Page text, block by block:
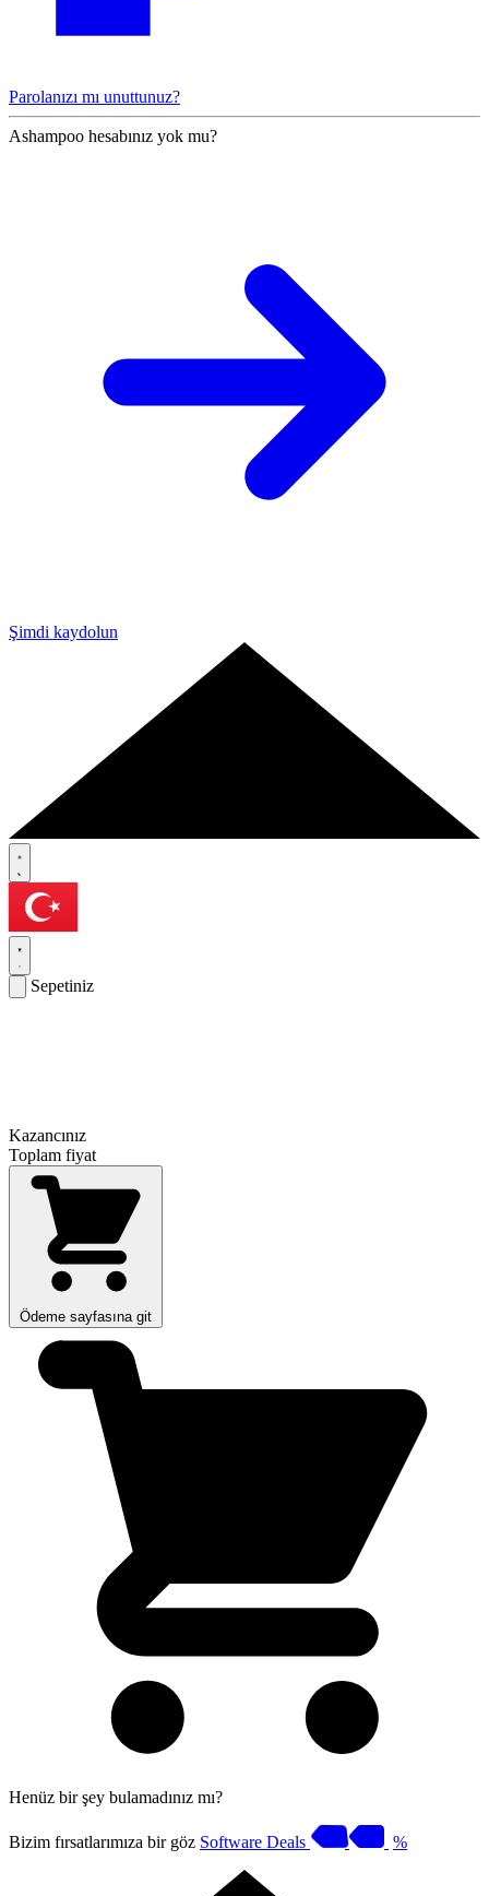
Parolanızı mı unuttunuz?
Ashampoo hesabınız yok mu?
Şimdi kaydolun
Sepetiniz
Kazancınız
Toplam fiyat
Ödeme sayfasına git
Henüz bir şey bulamadınız mı?
Bizim fırsatlarımıza bir göz Software Deals %